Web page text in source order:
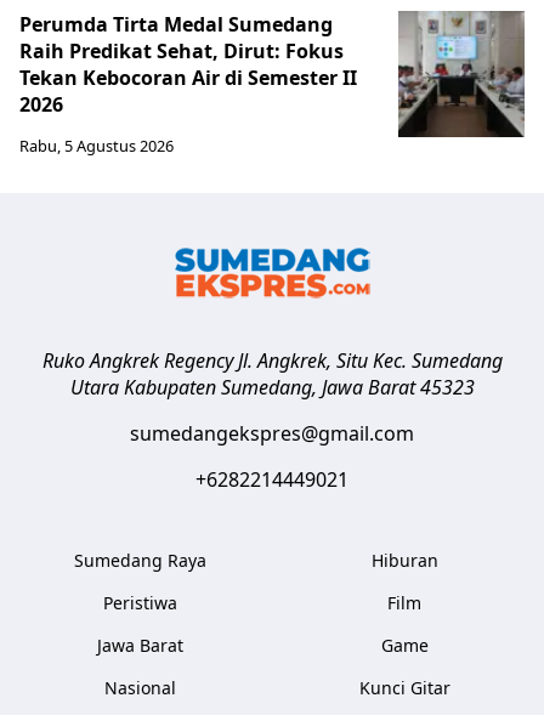
Perumda Tirta Medal Sumedang
Raih Predikat Sehat, Dirut: Fokus
Tekan Kebocoran Air di Semester II
2026
Rabu, 5 Agustus 2026
Ruko Angkrek Regency Jl. Angkrek, Situ Kec. Sumedang
Utara Kabupaten Sumedang, Jawa Barat 45323
sumedangekspres@gmail.com
+6282214449021
Sumedang Raya
Peristiwa
Jawa Barat
Nasional
Hiburan
Film
Game
Kunci Gitar